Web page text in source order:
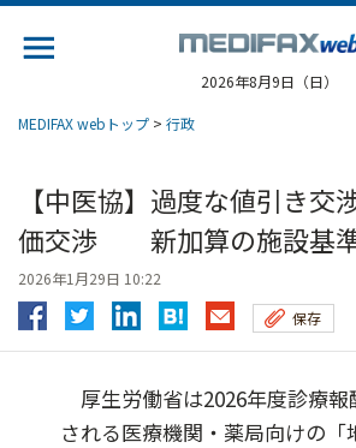
2026年8月9日（日）
MEDIFAX webトップ > 行政
【中医協】過度な値引き交
価交渉 新加算の施設基
2026年1月29日 10:22
保存
厚生労働省は2026年度診療報
される医療機関・薬局向けの「